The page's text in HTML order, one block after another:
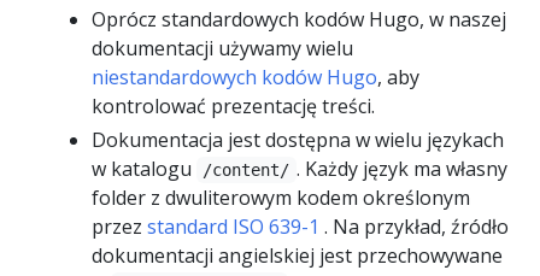
Oprócz standardowych kodów Hugo, w naszej
dokumentacji używamy wielu
niestandardowych kodów Hugo, aby
kontrolować prezentację treści.
Dokumentacja jest dostępna w wielu językach
w katalogu
/content/ . Każdy język ma własny
folder z dwuliterowym kodem określonym
przez standard ISO 639-1 . Na przykład, źródło
dokumentacji angielskiej jest przechowywane